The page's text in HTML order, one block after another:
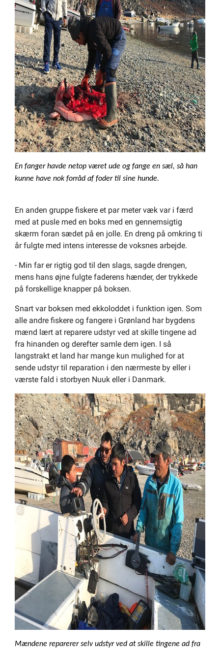
En fanger havde netop været ude og fange en sæl, så han
kunne have nok forråd af foder til sine hunde.
En anden gruppe fiskere et par meter væk var i færd
med at pusle med en boks med en gennemsigtig
skærm foran sædet på en jolle. En dreng på omkring ti
år fulgte med intens interesse de voksnes arbejde.
- Min far er rigtig god til den slags, sagde drengen,
mens hans øjne fulgte faderens hænder, der trykkede
på forskellige knapper på boksen.
Snart var boksen med ekkoloddet i funktion igen. Som
alle andre fiskere og fangere i Grønland har bygdens
mænd lært at reparere udstyr ved at skille tingene ad
fra hinanden og derefter samle dem igen. I så
langstrakt et land har mange kun mulighed for at
sende udstyr til reparation i den nærmeste by eller i
værste fald i storbyen Nuuk eller i Danmark.
Mændene reparerer selv udstyr ved at skille tingene ad fra